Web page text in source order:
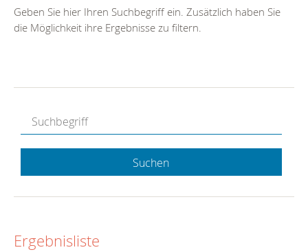
Geben Sie hier Ihren Suchbegriff ein. Zusätzlich haben Sie
die Möglichkeit ihre Ergebnisse zu filtern.
Suchen
Ergebnisliste